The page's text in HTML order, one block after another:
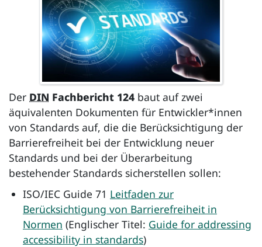
Der DIN Fachbericht 124 baut auf zwei
äquivalenten Dokumenten für Entwickler*innen
von Standards auf, die die Berücksichtigung der
Barrierefreiheit bei der Entwicklung neuer
Standards und bei der Überarbeitung
bestehender Standards sicherstellen sollen:
ISO/IEC Guide 71 Leitfaden zur
Berücksichtigung von Barrierefreiheit in
Normen (Englischer Titel: Guide for addressing
accessibility in standards)